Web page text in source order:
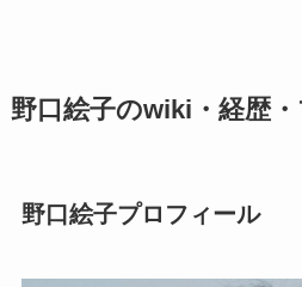
野口絵子のwiki・経歴
野口絵子プロフィール